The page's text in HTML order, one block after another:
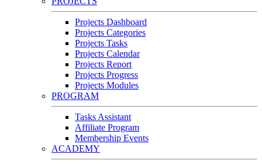
Projects Dashboard
Projects Categories
Projects Tasks
Projects Calendar
Projects Report
Projects Progress
Projects Modules
PROGRAM
Tasks Assistant
Affiliate Program
Membership Events
ACADEMY